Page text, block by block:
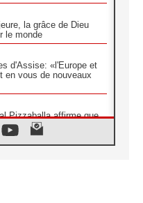
la grâce de Dieu
le monde
d'Assise: «l'Europe et
en vous de nouveaux
Pizzaballa affirme que
la paix»